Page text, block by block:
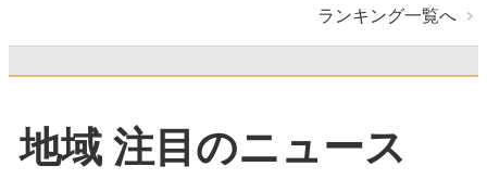
ランキング一覧へ
地域 注目のニュース